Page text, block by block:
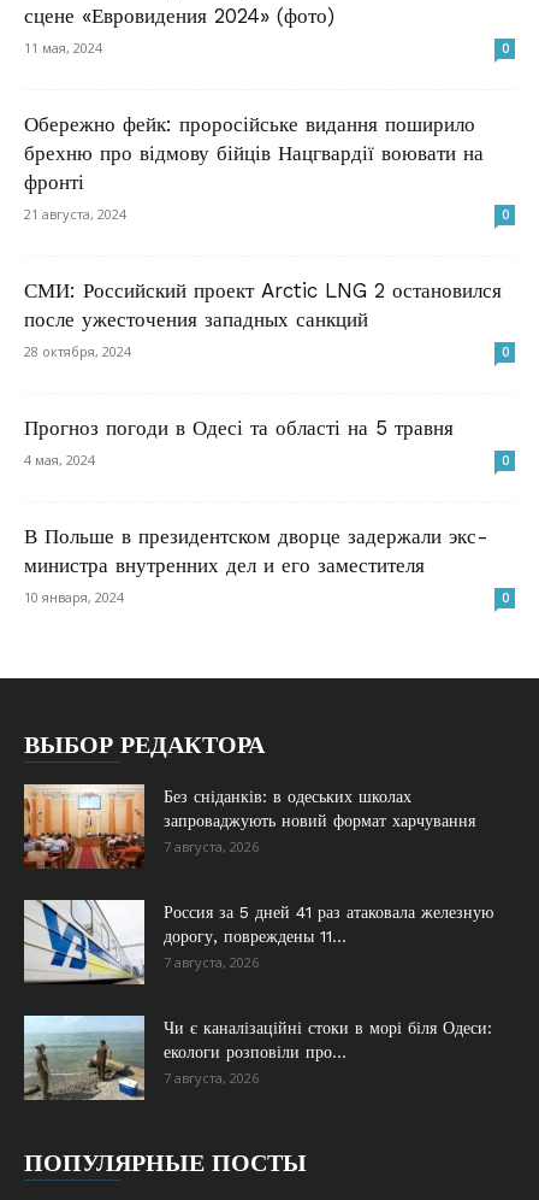
сцене «Евровидения 2024» (фото)
11 мая, 2024 0
Обережно фейк: проросійське видання поширило
брехню про відмову бійців Нацгвардії воювати на
фронті
21 августа, 2024 0
СМИ: Российский проект Arctic LNG 2 остановился
после ужесточения западных санкций
28 октября, 2024 0
Прогноз погоди в Одесі та області на 5 травня
4 мая, 2024 0
В Польше в президентском дворце задержали экс-
министра внутренних дел и его заместителя
10 января, 2024 0
ВЫБОР РЕДАКТОРА
Без сніданків: в одеських школах
запроваджують новий формат харчування
7 августа, 2026
Россия за 5 дней 41 раз атаковала железную
дорогу, повреждены 11...
7 августа, 2026
Чи є каналізаційні стоки в морі біля Одеси:
екологи розповіли про...
7 августа, 2026
ПОПУЛЯРНЫЕ ПОСТЫ